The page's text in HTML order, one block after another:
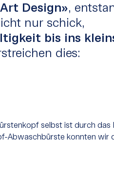
Design»,
nur schick,
bis ins
dies:
selbst ist durch das
Abwaschbürste konnten wir